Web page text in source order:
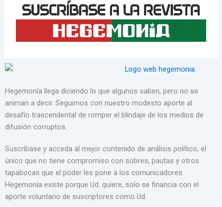
Hegemonía llega diciendo lo que algunos saben, pero no se
animan a decir. Seguimos con nuestro modesto aporte al
desafío trascendental de romper el blindaje de los medios de
difusión corruptos.
Suscríbase y acceda al mejor contenido de análisis político, el
único que no tiene compromiso con sobres, pautas y otros
tapabocas que el poder les pone a los comunicadores.
Hegemonía existe porque Ud. quiere, solo se financia con el
aporte voluntario de suscriptores como Ud.